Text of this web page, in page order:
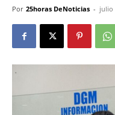
Por 25horas DeNoticias - julio